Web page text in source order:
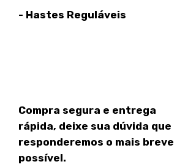
- Hastes Reguláveis
Compra segura e entrega
rápida, deixe sua dúvida que
responderemos o mais breve
possível.